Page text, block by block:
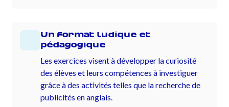
Un format ludique et
pédagogique
Les exercices visent à développer la curiosité
des élèves et leurs compétences à investiguer
grâce à des activités telles que la recherche de
publicités en anglais.